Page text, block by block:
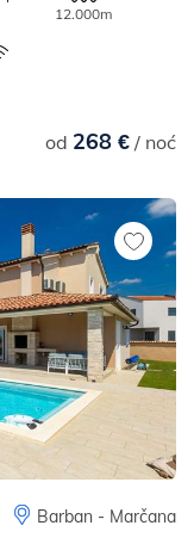
12.000m
od 268 €/ noć
Barban - Marčana